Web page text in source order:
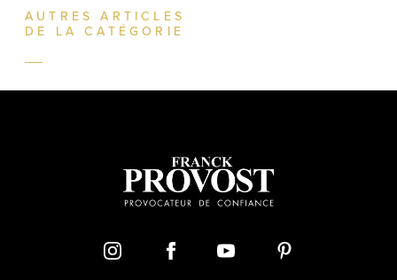
AUTRES ARTICLES
DE LA CATÉGORIE